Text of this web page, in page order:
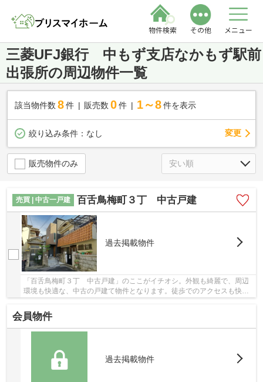
物件検索 その他 メニュー
三菱UFJ銀行 中もず支店なかもず駅前
出張所の周辺物件一覧
該当物件数 8件 販売数 0 件 1～8 件を表示
絞り込み条件： なし 変更
販売物件のみ
売買 | 中古一戸建 百舌鳥梅町３丁 中古戸建
過去掲載物件
「百舌鳥梅町３丁 中古戸建」のここがイチオシ。外観も綺麗で、周辺
環境も快適な、中古の戸建て物件となります。徒歩でのアクセスも快適
会員物件
過去掲載物件